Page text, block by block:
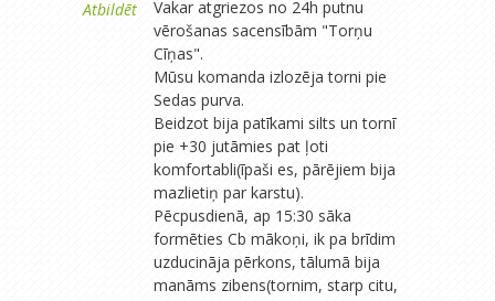
Atbildēt
Vakar atgriezos no 24h putnu
vērošanas sacensībām "Torņu
Cīņas".
Mūsu komanda izlozēja torni pie
Sedas purva.
Beidzot bija patīkami silts un tornī
pie +30 jutāmies pat ļoti
komfortabli(īpaši es, pārējiem bija
mazlietiņ par karstu).
Pēcpusdienā, ap 15:30 sāka
formēties Cb mākoņi, ik pa brīdim
uzducināja pērkons, tālumā bija
manāms zibens(tornim, starp citu,